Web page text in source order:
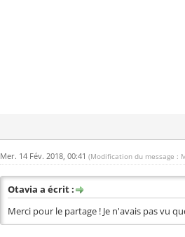
Mer. 14 Fév. 2018, 00:41 (Modification du message :
Otavia a écrit :
Merci pour le partage ! Je n'avais pas vu